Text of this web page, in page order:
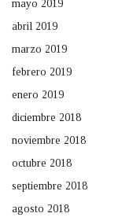
mayo 2019
abril 2019
marzo 2019
febrero 2019
enero 2019
diciembre 2018
noviembre 2018
octubre 2018
septiembre 2018
agosto 2018